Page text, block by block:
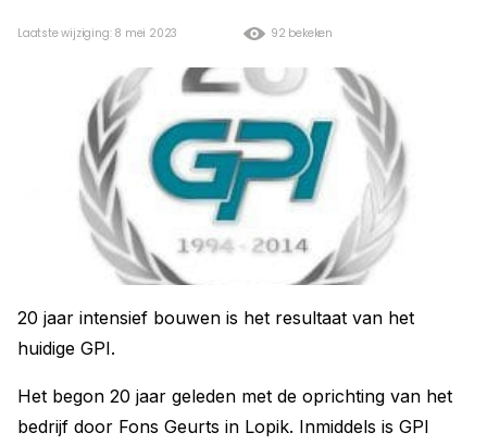
92 bekeken
Laatste wijziging: 8 mei 2023
20 jaar intensief bouwen is het resultaat van het
huidige GPI.
Het begon 20 jaar geleden met de oprichting van het
bedrijf door Fons Geurts in Lopik. Inmiddels is GPI